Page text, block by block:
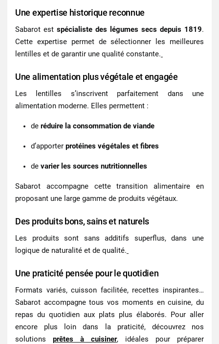
Une expertise historique reconnue
Sabarot est spécialiste des légumes secs depuis 1819.
Cette expertise permet de sélectionner les meilleures
lentilles et de garantir une qualité constante.
Une alimentation plus végétale et engagée
Les lentilles s’inscrivent parfaitement dans une
alimentation moderne. Elles permettent :
de réduire la consommation de viande
d’apporter protéines végétales et fibres
de varier les sources nutritionnelles
Sabarot accompagne cette transition alimentaire en
proposant une large gamme de produits végétaux.
Des produits bons, sains et naturels
Les produits sont sans additifs superflus, dans une
logique de naturalité et de qualité.
Une praticité pensée pour le quotidien
Formats variés, cuisson facilitée, recettes inspirantes…
Sabarot accompagne tous vos moments en cuisine, du
repas du quotidien aux plats plus élaborés. Pour aller
encore plus loin dans la praticité, découvrez nos
solutions prêtes à cuisiner, idéales pour préparer